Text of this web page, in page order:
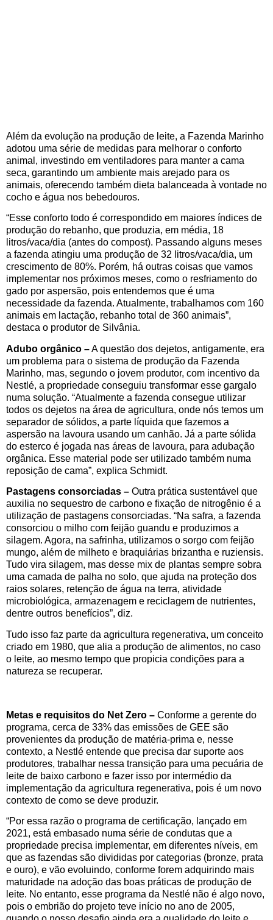
Além da evolução na produção de leite, a Fazenda Marinho
adotou uma série de medidas para melhorar o conforto
animal, investindo em ventiladores para manter a cama
seca, garantindo um ambiente mais arejado para os
animais, oferecendo também dieta balanceada à vontade no
cocho e água nos bebedouros.
“Esse conforto todo é correspondido em maiores índices de
produção do rebanho, que produzia, em média, 18
litros/vaca/dia (antes do compost). Passando alguns meses
a fazenda atingiu uma produção de 32 litros/vaca/dia, um
crescimento de 80%. Porém, há outras coisas que vamos
implementar nos próximos meses, como o resfriamento do
gado por aspersão, pois entendemos que é uma
necessidade da fazenda. Atualmente, trabalhamos com 160
animais em lactação, rebanho total de 360 animais”,
destaca o produtor de Silvânia.
Adubo orgânico –A questão dos dejetos, antigamente, era
um problema para o sistema de produção da Fazenda
Marinho, mas, segundo o jovem produtor, com incentivo da
Nestlé, a propriedade conseguiu transformar esse gargalo
numa solução. “Atualmente a fazenda consegue utilizar
todos os dejetos na área de agricultura, onde nós temos um
separador de sólidos, a parte líquida que fazemos a
aspersão na lavoura usando um canhão. Já a parte sólida
do esterco é jogada nas áreas de lavoura, para adubação
orgânica. Esse material pode ser utilizado também numa
reposição de cama”, explica Schmidt.
Pastagens consorciadas – Outra prática sustentável que
auxilia no sequestro de carbono e fixação de nitrogênio é a
utilização de pastagens consorciadas. “Na safra, a fazenda
consorciou o milho com feijão guandu e produzimos a
silagem. Agora, na safrinha, utilizamos o sorgo com feijão
mungo, além de milheto e braquiárias brizantha e ruziensis.
Tudo vira silagem, mas desse mix de plantas sempre sobra
uma camada de palha no solo, que ajuda na proteção dos
raios solares, retenção de água na terra, atividade
microbiológica, armazenagem e reciclagem de nutrientes,
dentre outros benefícios”, diz.
Tudo isso faz parte da agricultura regenerativa, um conceito
criado em 1980, que alia a produção de alimentos, no caso
o leite, ao mesmo tempo que propicia condições para a
natureza se recuperar.
Metas e requisitos do Net Zero – Conforme a gerente do
programa, cerca de 33% das emissões de GEE são
provenientes da produção de matéria-prima e, nesse
contexto, a Nestlé entende que precisa dar suporte aos
produtores, trabalhar nessa transição para uma pecuária de
leite de baixo carbono e fazer isso por intermédio da
implementação da agricultura regenerativa, pois é um novo
contexto de como se deve produzir.
“Por essa razão o programa de certificação, lançado em
2021, está embasado numa série de condutas que a
propriedade precisa implementar, em diferentes níveis, em
que as fazendas são divididas por categorias (bronze, prata
e ouro), e vão evoluindo, conforme forem adquirindo mais
maturidade na adoção das boas práticas de produção de
leite. No entanto, esse programa da Nestlé não é algo novo,
pois o embrião do projeto teve início no ano de 2005,